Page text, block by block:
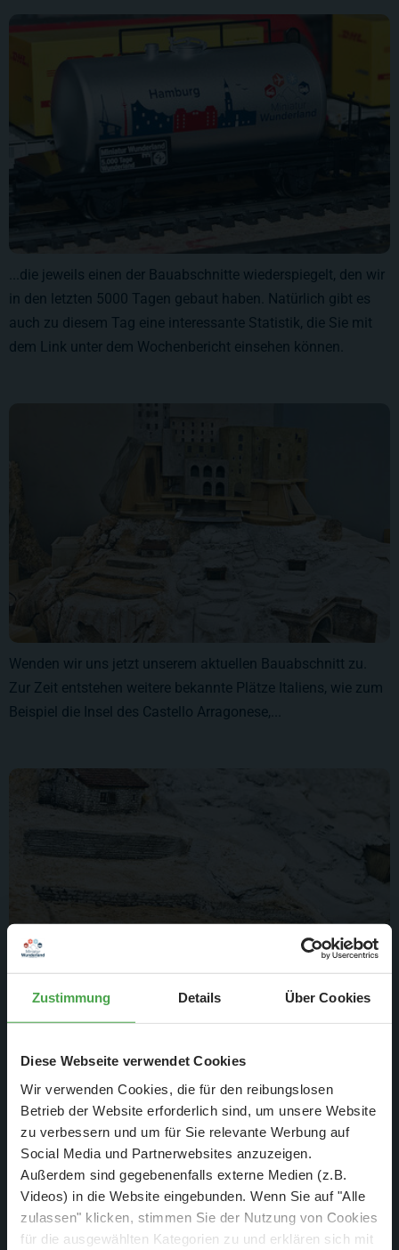
Zustimmung Details Über Cookies
Diese Webseite verwendet Cookies
Wir verwenden Cookies, die für den reibungslosen
Betrieb der Website erforderlich sind, um unsere Website
zu verbessern und um für Sie relevante Werbung auf
Social Media und Partnerwebsites anzuzeigen.
Außerdem sind gegebenenfalls externe Medien (z.B.
Videos) in die Website eingebunden. Wenn Sie auf "Alle
zulassen" klicken, stimmen Sie der Nutzung von Cookies
für die ausgewählten Kategorien zu und erklären sich mit
...die jeweils einen der Bauabschnitte wiederspiegelt, den wir
in den letzten 5000 Tagen gebaut haben. Natürlich gibt es
auch zu diesem Tag eine interessante Statistik, die Sie mit
dem Link unter dem Wochenbericht einsehen können.
Wenden wir uns jetzt unserem aktuellen Bauabschnitt zu.
Zur Zeit entstehen weitere bekannte Plätze Italiens, wie zum
Beispiel die Insel des Castello Arragonese,...
... mit vielen Details, die alle in Handarbeit aufgebaut werden
müssen.